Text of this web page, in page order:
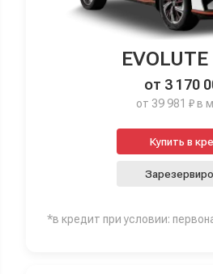
EVOLUTE
от 3 170
от 39 981 ₽ в
*в кредит при условии: